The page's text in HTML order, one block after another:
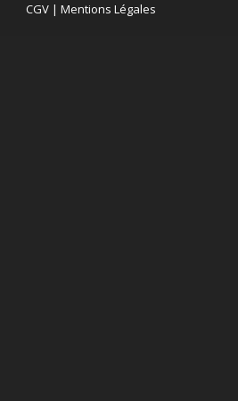
CGV | Mentions Légales